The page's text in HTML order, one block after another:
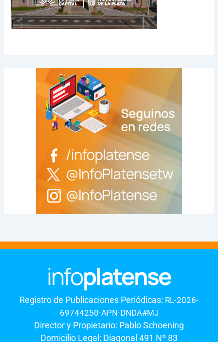
Registro de Publicaciones Periódicas: RL-2026-
69744250-APN-DNDA#MJ
Director y Propietario: Pablo Schoening
Domicilio Legal: Diagonal 491 Nº 83